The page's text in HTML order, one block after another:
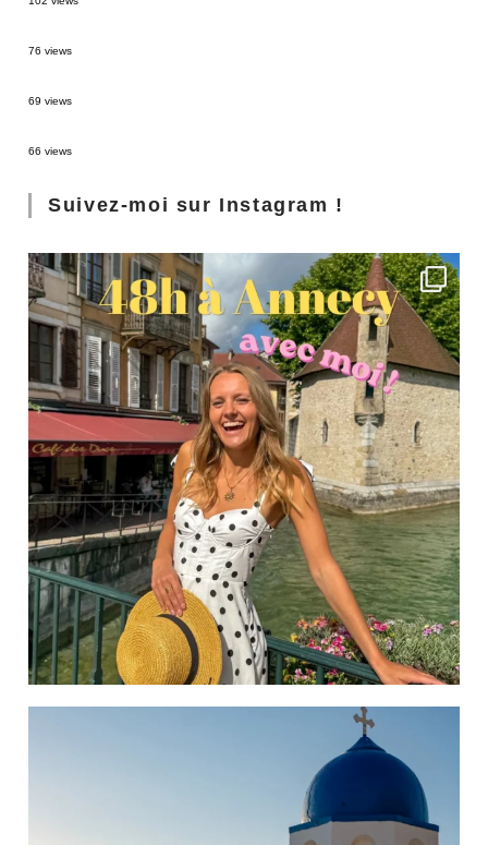
76 views
69 views
66 views
Suivez-moi sur Instagram !